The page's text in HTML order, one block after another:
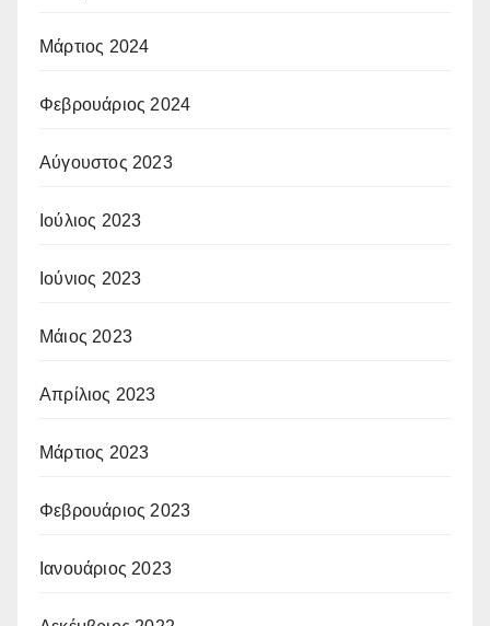
Μάρτιος 2024
Φεβρουάριος 2024
Αύγουστος 2023
Ιούλιος 2023
Ιούνιος 2023
Μάιος 2023
Απρίλιος 2023
Μάρτιος 2023
Φεβρουάριος 2023
Ιανουάριος 2023